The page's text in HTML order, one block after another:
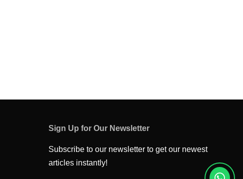
Sign Up for Our Newsletter
Subscribe to our newsletter to get our newest
articles instantly!